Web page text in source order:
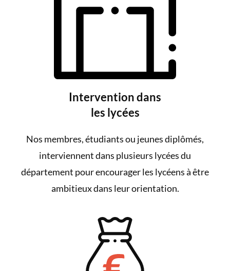
Intervention dans
les lycées
Nos membres, étudiants ou jeunes diplômés,
interviennent dans plusieurs lycées du
département pour encourager les lycéens à être
ambitieux dans leur orientation.